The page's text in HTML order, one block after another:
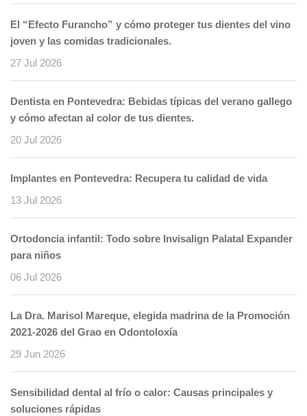
El “Efecto Furancho” y cómo proteger tus dientes del vino
joven y las comidas tradicionales.
27 Jul 2026
Dentista en Pontevedra: Bebidas típicas del verano gallego
y cómo afectan al color de tus dientes.
20 Jul 2026
Implantes en Pontevedra: Recupera tu calidad de vida
13 Jul 2026
Ortodoncia infantil: Todo sobre Invisalign Palatal Expander
para niños
06 Jul 2026
La Dra. Marisol Mareque, elegida madrina de la Promoción
2021-2026 del Grao en Odontoloxía
29 Jun 2026
Sensibilidad dental al frío o calor: Causas principales y
soluciones rápidas